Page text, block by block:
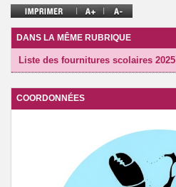
DANS LA MÊME RUBRIQUE
Liste des fournitures scolaires 2025
COORDONNÉES